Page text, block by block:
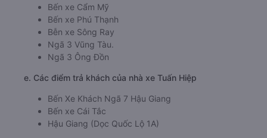
Bến xe Cẩm Mỹ
Bến xe Phú Thạnh
Bễn xe Sông Ray
Ngã 3 Vũng Tàu.
Ngã 3 Ông Đồn
e. Các điểm trả khách của nhà xe Tuấn Hiệp
Bến Xe Khách Ngã 7 Hậu Giang
Bến xe Cái Tắc
Hậu Giang (Dọc Quốc Lộ 1A)